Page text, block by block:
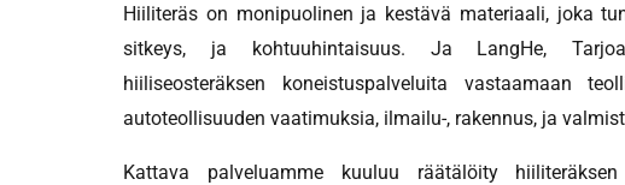
Hiiliteräs on monipuolinen ja kestävä materiaali, joka
sitkeys, ja kohtuuhintaisuus. Ja LangHe,
hiiliseosteräksen koneistuspalveluita vastaamaan
autoteollisuuden vaatimuksia, ilmailu-, rakennus, ja
Kattava palveluamme kuuluu räätälöity